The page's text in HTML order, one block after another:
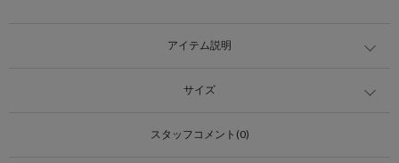
アイテム説明
サイズ
スタッフコメント(0)